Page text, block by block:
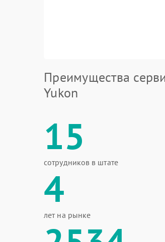
Преимущества
Yukon
15
сотрудников в штате
4
лет на рынке